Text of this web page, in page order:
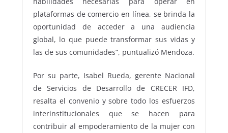
plataformas de comercio en línea, se brinda la
oportunidad de acceder a una audiencia
global, lo que puede transformar sus vidas y
las de sus comunidades”, puntualizó Mendoza.
Por su parte, Isabel Rueda, gerente Nacional
de Servicios de Desarrollo de CRECER IFD,
resalta el convenio y sobre todo los esfuerzos
interinstitucionales que se hacen para
contribuir al empoderamiento de la mujer con